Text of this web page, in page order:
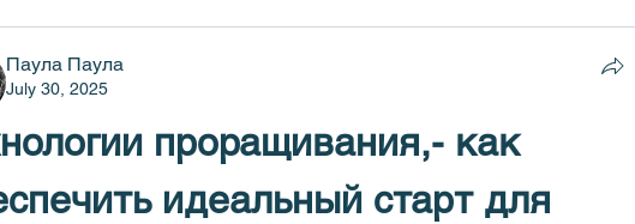
Паула Паула
July 30, 2025
проращивания,- как
идеальный старт для